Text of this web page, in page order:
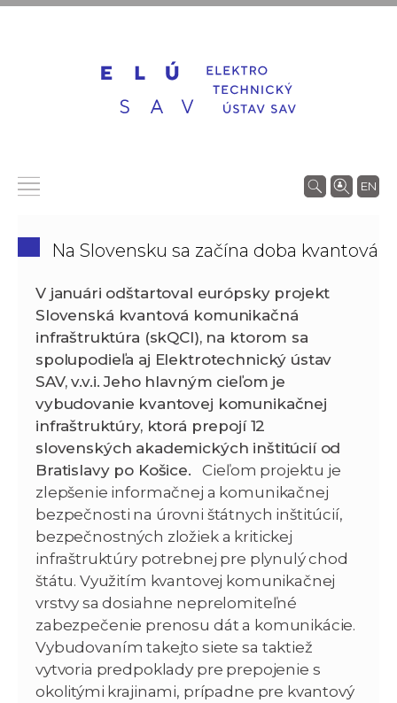
EN
Na Slovensku sa začína doba kvantová
V januári odštartoval európsky projekt
Slovenská kvantová komunikačná
infraštruktúra (skQCI), na ktorom sa
spolupodieľa aj Elektrotechnický ústav
SAV, v.v.i. Jeho hlavným cieľom je
vybudovanie kvantovej komunikačnej
infraštruktúry, ktorá prepojí 12
slovenských akademických inštitúcií od
Bratislavy po Košice.
Cieľom projektu je
zlepšenie informačnej a komunikačnej
bezpečnosti na úrovni štátnych inštitúcií,
bezpečnostných zložiek a kritickej
infraštruktúry potrebnej pre plynulý chod
štátu. Využitím kvantovej komunikačnej
vrstvy sa dosiahne neprelomiteľné
zabezpečenie prenosu dát a komunikácie.
Vybudovaním takejto siete sa taktiež
vytvoria predpoklady pre prepojenie s
okolitými krajinami, prípadne pre kvantový